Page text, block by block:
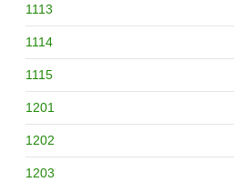
1113
1114
1115
1201
1202
1203